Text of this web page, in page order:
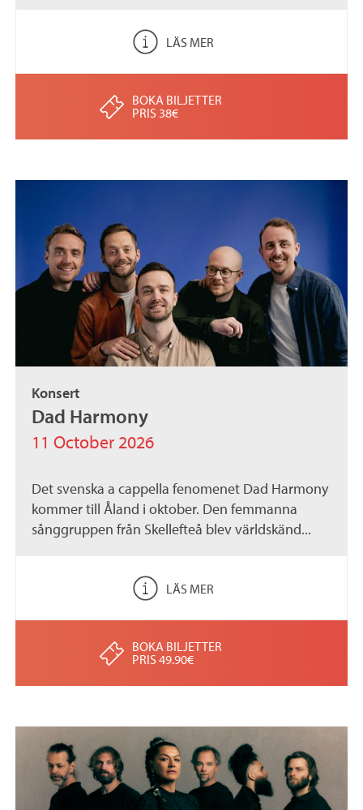
LÄS MER
BOKA BILJETTER
PRIS 38€
Konsert
Dad Harmony
11 October 2026
Det svenska a cappella fenomenet Dad Harmony
kommer till Åland i oktober. Den femmanna
sånggruppen från Skellefteå blev världskänd...
LÄS MER
BOKA BILJETTER
PRIS 49.90€